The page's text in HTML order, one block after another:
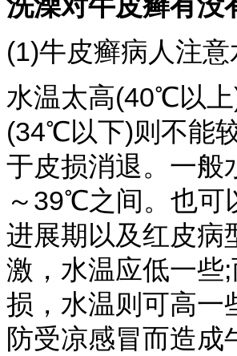
(1)牛皮癣病人注
水温太高(40℃以
(34℃以下)则不能
于皮损消退。一般
～39℃之间。也可
进展期以及红皮病
激，水温应低一些
损，水温则可高一
防受凉感冒而造成